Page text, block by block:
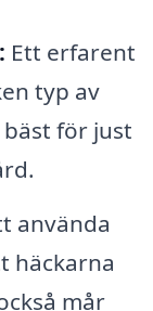
Ett erfarent
typ av
för just
använda
häckarna
mår